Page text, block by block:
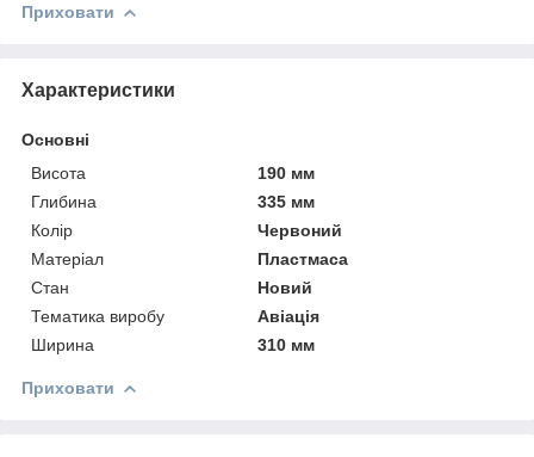
Приховати
Характеристики
Основні
Висота
190 мм
Глибина
335 мм
Колір
Червоний
Матеріал
Пластмаса
Стан
Новий
Тематика виробу
Авіація
Ширина
310 мм
Приховати